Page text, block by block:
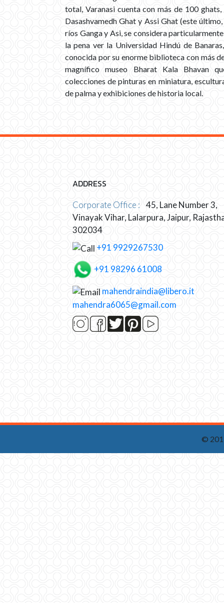
total, Varanasi cuenta con más de 100
Dasashvamedh Ghat y Assi Ghat (este
ríos Ganga y Asi, se considera
la pena ver la Universidad Hindú de
conocida por su enorme biblioteca con más
magnífico museo Bharat Kala Bhavan
colecciones de pinturas en miniatura,
de palma y exhibiciones de historia local.
ADDRESS
Corporate Office :
45, Lane Number 3,
Vinayak Vihar, Lalarpura, Jaipur,
302034
+91 9929267530
+91 98296 61008
mahendraindia@libero.it
mahendra6065@gmail.com
©